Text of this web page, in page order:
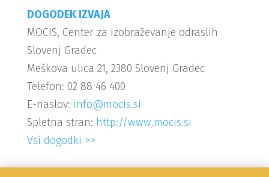
DOGODEK IZVAJA
MOCIS, Center za izobraževanje odraslih
Slovenj Gradec
Meškova ulica 21, 2380 Slovenj Gradec
Telefon: 02 88 46 400
E-naslov: info@mocis.si
Spletna stran: http://www.mocis.si
Vsi dogodki >>